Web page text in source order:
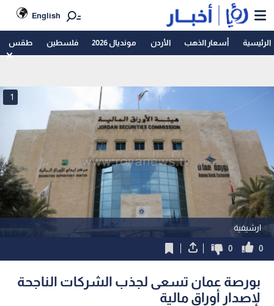
English
الرئيسية أسعار الذهب الأردن مونديال 2026 فلسطين طقس
ارشيفية
1
0
0
بورصة عمان تسعى لجذب الشركات الناجحة
لإصدار أوراق مالية